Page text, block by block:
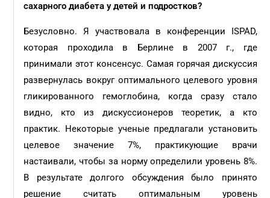
сахарного диабета у детей и подростков?
Безусловно. Я участвовала в конференции ISPAD,
которая проходила в Берлине в 2007 г., где
принимали этот консенсус. Самая горячая дискуссия
развернулась вокруг оптимального целевого уровня
гликированного гемоглобина, когда сразу стало
видно, кто из дискуссионеров теоретик, а кто
практик. Некоторые ученые предлагали установить
целевое значение 7%, практикующие врачи
настаивали, чтобы за норму определили уровень 8%.
В результате долгого обсуждения было принято
решение считать оптимальным уровень